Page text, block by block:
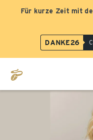
Für kurze Zeit mit
DANKE26